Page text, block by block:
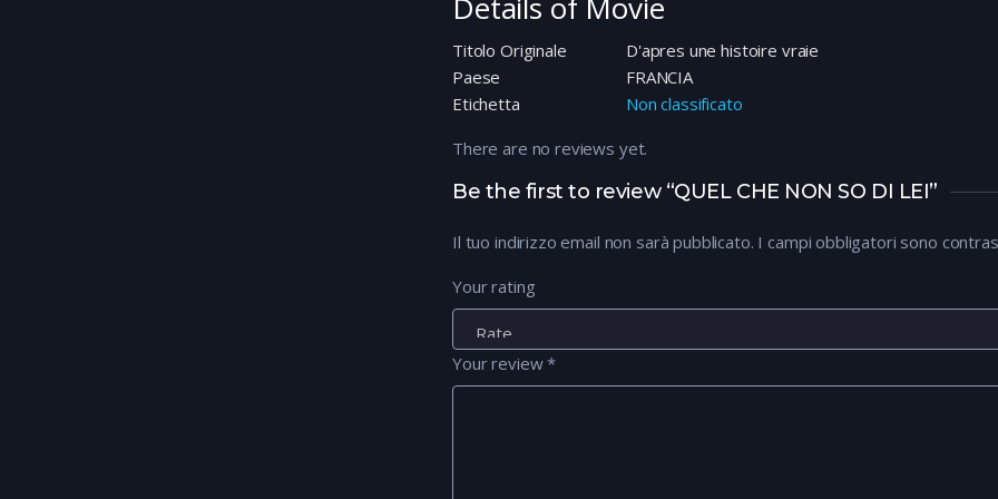
Titolo Originale
D'apres une histoire vraie
Paese
FRANCIA
Etichetta
Non classificato
Be the first to review “QUEL CHE NON SO DI LEI”
Il tuo indirizzo email non sarà pubblicato. I campi obbligatori sono
Your rating
Your review*
There are no reviews yet.